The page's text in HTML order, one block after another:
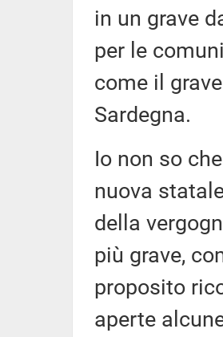
in un grave
per le
come il
Sardegna.
Io non so
nuova
della
più grave,
proposito
aperte